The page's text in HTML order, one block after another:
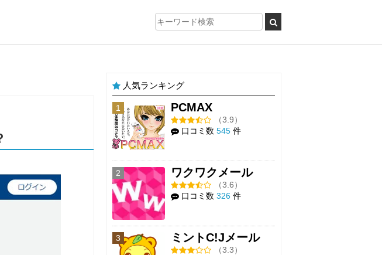
人気ランキング
1 PCMAX
（3.9）
口コミ数 545 件
2 ワクワクメール
（3.6）
口コミ数 326 件
3 ミントC!Jメール
（3.3）